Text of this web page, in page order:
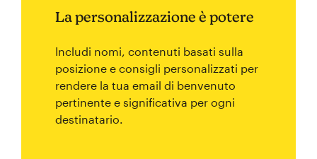
La personalizzazione è potere
Includi nomi, contenuti basati sulla
posizione e consigli personalizzati per
rendere la tua email di benvenuto
pertinente e significativa per ogni
destinatario.